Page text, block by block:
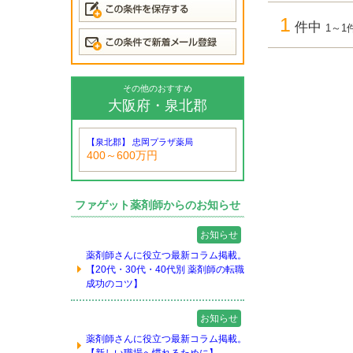
その他のおすすめ
大阪府・泉北郡
【泉北郡】 忠岡プラザ薬局
400～600万円
ファゲット薬剤師からのお知らせ
お知らせ
薬剤師さんに役立つ最新コラム掲載。
【20代・30代・40代別 薬剤師の転職
成功のコツ】
お知らせ
薬剤師さんに役立つ最新コラム掲載。
1 件中 1～1